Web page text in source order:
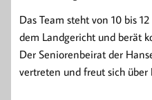
Das Team steht von 10 bis
dem Landgericht und berät
Der Seniorenbeirat der
vertreten und freut sich über